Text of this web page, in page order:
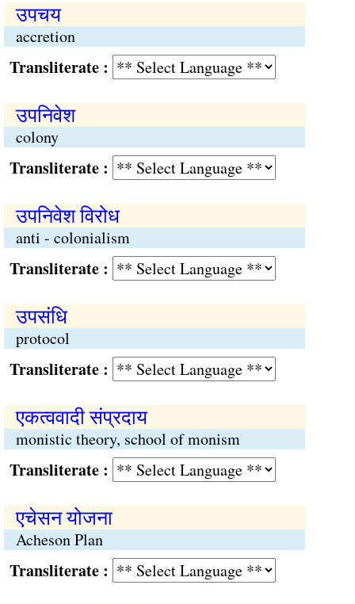
उपचय
accretion
:
उपनिवेश
colony
:
उपनिवेश विरोध
anti - colonialism
:
उपसंधि
protocol
:
एकत्ववादी संप्रदाय
monistic theory, school of monism
:
एचेसन योजना
Acheson Plan
: